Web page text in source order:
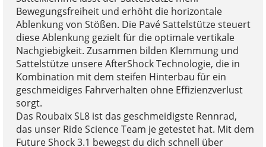
Bewegungsfreiheit und erhöht die horizontale
Ablenkung von Stößen. Die Pavé Sattelstütze steuert
diese Ablenkung gezielt für die optimale vertikale
Nachgiebigkeit. Zusammen bilden Klemmung und
Sattelstütze unsere AfterShock Technologie, die in
Kombination mit dem steifen Hinterbau für ein
geschmeidiges Fahrverhalten ohne Effizienzverlust
sorgt.
Das Roubaix SL8 ist das geschmeidigste Rennrad,
das unser Ride Science Team je getestet hat. Mit dem
Future Shock 3.1 bewegst du dich schnell über